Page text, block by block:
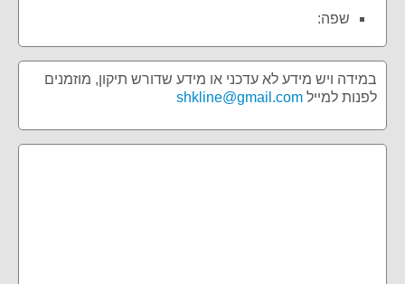
שפה:
במידה ויש מידע לא עדכני או מידע שדורש תיקון, מוזמנים
לפנות למייל shkline@gmail.com